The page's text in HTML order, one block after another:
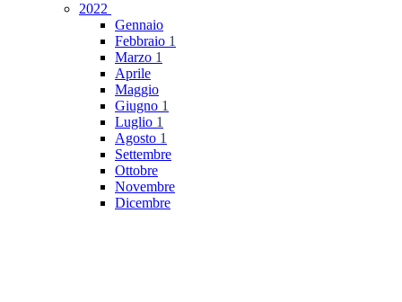
2022
Gennaio
Febbraio 1
Marzo 1
Aprile
Maggio
Giugno 1
Luglio 1
Agosto 1
Settembre
Ottobre
Novembre
Dicembre